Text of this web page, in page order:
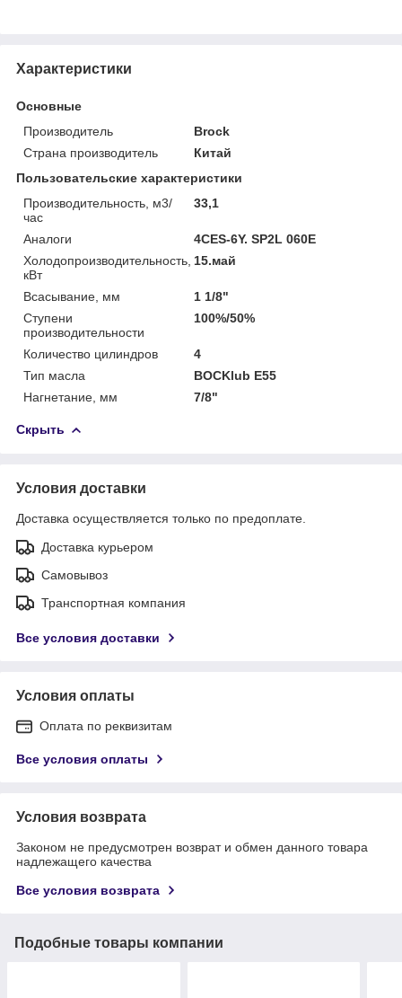
Характеристики
Основные
Производитель
Brock
Страна производитель
Китай
Пользовательские характеристики
Производительность, м3/
час
33,1
Аналоги
4CES-6Y. SP2L 060E
Холодопроизводительность,
кВт
15.май
Всасывание, мм
1 1/8"
Ступени
производительности
100%/50%
Количество цилиндров
4
Тип масла
BOCKlub E55
Нагнетание, мм
7/8"
Скрыть
Условия доставки
Доставка осуществляется только по предоплате.
Доставка курьером
Самовывоз
Транспортная компания
Все условия доставки
Условия оплаты
Оплата по реквизитам
Все условия оплаты
Условия возврата
Законом не предусмотрен возврат и обмен данного товара
надлежащего качества
Все условия возврата
Подобные товары компании